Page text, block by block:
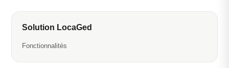
Solution LocaGed
Fonctionnalités